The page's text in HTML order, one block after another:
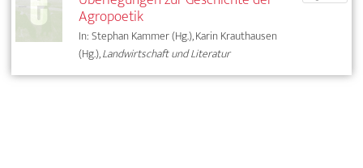
Agropoetik
In: Stephan Kammer (Hg.), Karin Krauthausen
(Hg.),Landwirtschaft und Literatur